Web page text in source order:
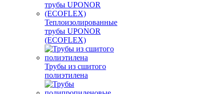
Теплоизолированные
трубы UPONOR
(ECOFLEX)
Трубы из сшитого
полиэтилена